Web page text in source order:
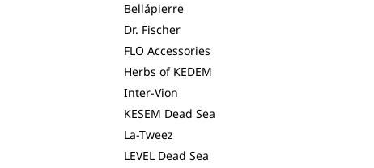
Bellápierre
Dr. Fischer
FLO Accessories
Herbs of KEDEM
Inter-Vion
KESEM Dead Sea
La-Tweez
LEVEL Dead Sea